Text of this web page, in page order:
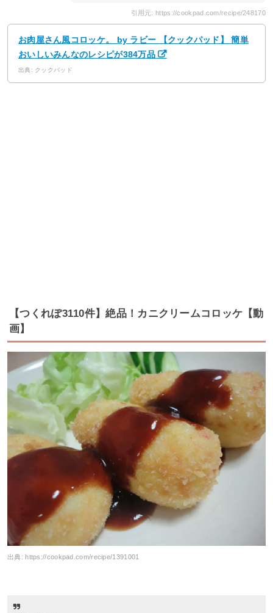
引用元: https://cookpad.com/recipe/248170
お肉屋さん風コロッケ。 by ラビー 【クックパッド】 簡単
おいしいみんなのレシピが384万品
出典: クックパッド
【つくれぽ3110件】絶品！カニクリームコロッケ【動
画】
出典:https://cookpad.com/recipe/1391001